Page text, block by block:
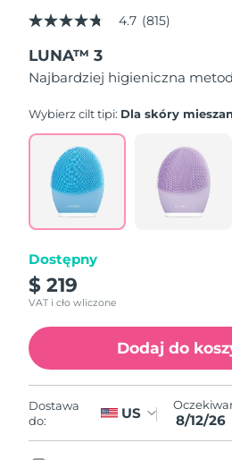
4.7
of
5
stars,
rating
Read
Reviews.
Same
page
link.
4.7 (815)
LUNA™ 3
Najbardziej higieniczna
Wybierz cilt tipi: Dla skóry
Dostępny
$ 219
VAT i cło wliczone
Dodaj do
Dostawa
do:
US 8/12/26